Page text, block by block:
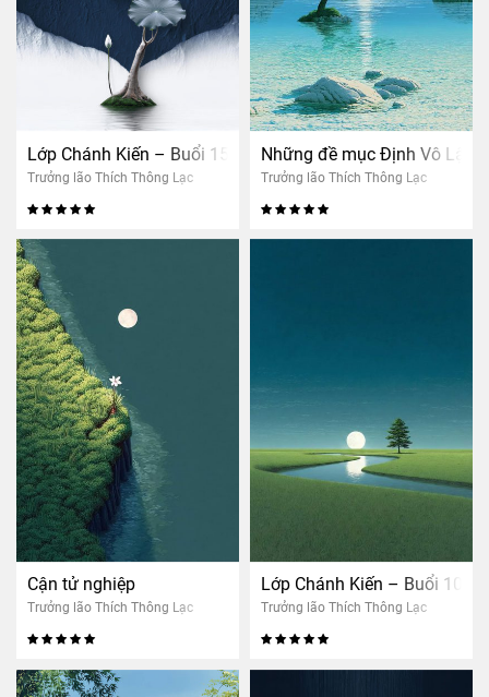
Lớp Chánh Kiến – Buổi 15: Đường đi nhân quả con người
Trưởng lão Thích Thông Lạc
Những đề mục Định Vô Lậu
Trưởng lão Thích Thông Lạc
Cận tử nghiệp
Trưởng lão Thích Thông Lạc
Lớp Chánh Kiến – Buổi 10:
Trưởng lão Thích Thông Lạc